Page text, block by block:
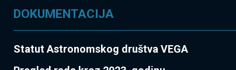
DOKUMENTACIJA
Statut Astronomskog društva VEGA